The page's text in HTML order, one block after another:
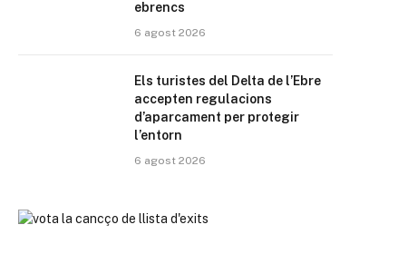
ebrencs
6 agost 2026
Els turistes del Delta de l’Ebre
accepten regulacions
d’aparcament per protegir
l’entorn
6 agost 2026